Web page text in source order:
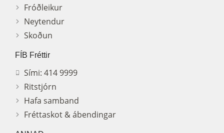
Fróðleikur
Neytendur
Skoðun
FÍB Fréttir
Sími: 414 9999
Ritstjórn
Hafa samband
Fréttaskot & ábendingar